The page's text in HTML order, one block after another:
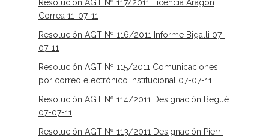
Resolución AGT Nº 117/2011 Licencia Aragón
Correa 11-07-11
Resolución AGT Nº 116/2011 Informe Bigalli 07-
07-11
Resolución AGT Nº 115/2011 Comunicaciones
por correo electrónico institucional 07-07-11
Resolución AGT Nº 114/2011 Designación Begué
07-07-11
Resolución AGT Nº 113/2011 Designación Pierri